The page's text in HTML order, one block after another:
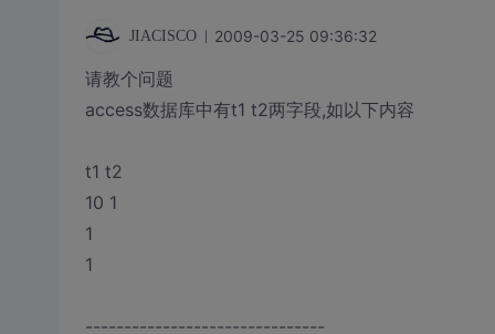
JIACISCO 2009-03-25 09:36:32
请教个问题
access数据库中有t1 t2两字段,如以下内容
t1 t2
10 1
1
1
-------------------------------